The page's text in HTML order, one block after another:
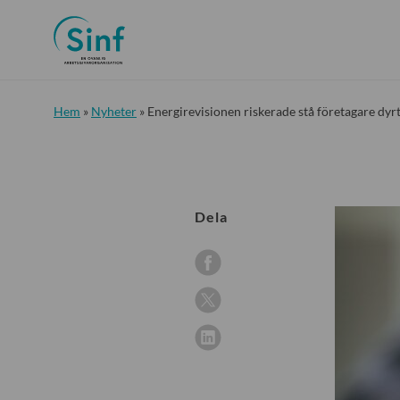
Hem » Nyheter » Energirevisionen riskerade stå företagare dyrt
Dela